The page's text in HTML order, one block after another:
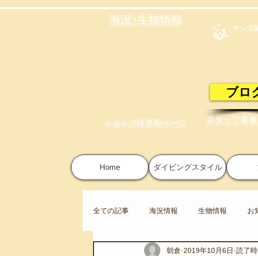
海況･生物情報
サンゴ
ブロ
ショップ様専用ページ スタッフ募
Home ダイビングスタイル
全ての記事 海況情報 生物情報 お
スノーケリングツアー 自然環境保全
朝倉 2019年10月6日 読了